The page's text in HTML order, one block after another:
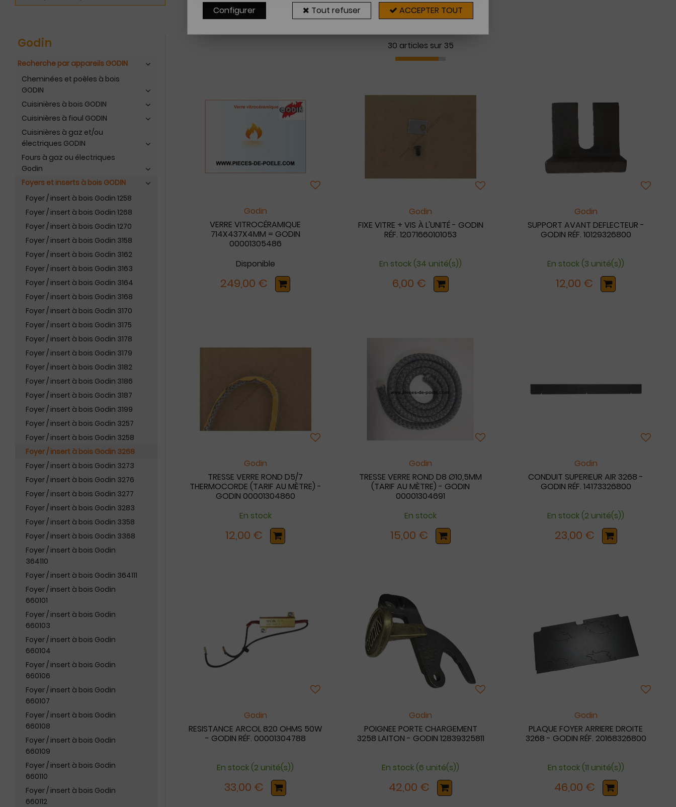
Godin
Recherche par appareils GODIN
Cheminées et poêles à bois
GODIN
Cuisinières à bois GODIN
Cuisinières à fioul GODIN
Cuisinières à gaz et/ou
électriques GODIN
Fours à gaz ou électriques
Godin
Foyers et inserts à bois GODIN
Foyer / insert à bois Godin 1258
Foyer / insert à bois Godin 1268
Foyer / insert à bois Godin 1270
Foyer / insert à bois Godin 3158
Foyer / insert à bois Godin 3162
Foyer / insert à bois Godin 3163
Foyer / insert à bois Godin 3164
Foyer / insert à bois Godin 3168
Foyer / insert à bois Godin 3170
Foyer / insert à bois Godin 3175
Foyer / insert à bois Godin 3178
Foyer / insert à bois Godin 3179
Foyer / insert à bois Godin 3182
Foyer / insert à bois Godin 3186
Foyer / insert à bois Godin 3187
Foyer / insert à bois Godin 3199
Foyer / insert à bois Godin 3257
Foyer / insert à bois Godin 3258
Foyer / insert à bois Godin 3268
Foyer / insert à bois Godin 3273
Foyer / insert à bois Godin 3276
Foyer / insert à bois Godin 3277
Foyer / insert à bois Godin 3283
Foyer / insert à bois Godin 3358
Foyer / insert à bois Godin 3368
Foyer / insert à bois Godin
364110
Foyer / insert à bois Godin 364111
Foyer / insert à bois Godin
660101
Foyer / insert à bois Godin
660103
Foyer / insert à bois Godin
660104
Foyer / insert à bois Godin
660106
Foyer / insert à bois Godin
660107
Foyer / insert à bois Godin
660108
Foyer / insert à bois Godin
660109
Foyer / insert à bois Godin
660110
Foyer / insert à bois Godin
660112
30 articles sur 35
Godin
VERRE VITROCÉRAMIQUE
714X437X4MM = GODIN
00001305486
Disponible
249,00 €
Godin
FIXE VITRE + VIS À L'UNITÉ - GODIN
RÉF. 12071660101053
En stock (34 unité(s))
6,00 €
Godin
SUPPORT AVANT DEFLECTEUR -
GODIN RÉF. 10129326800
En stock (3 unité(s))
12,00 €
Godin
TRESSE VERRE ROND D5/7
THERMOCORDE (TARIF AU MÈTRE) -
GODIN 00001304860
En stock
12,00 €
Godin
TRESSE VERRE ROND D8 Ø10,5MM
(TARIF AU MÈTRE) - GODIN
00001304691
En stock
15,00 €
Godin
CONDUIT SUPERIEUR AIR 3268 -
GODIN RÉF. 14173326800
En stock (2 unité(s))
23,00 €
Godin
RESISTANCE ARCOL 820 OHMS 50W
- GODIN RÉF. 00001304788
En stock (2 unité(s))
33,00 €
Godin
POIGNEE PORTE CHARGEMENT
3258 LAITON - GODIN 12839325811
En stock (6 unité(s))
42,00 €
Godin
PLAQUE FOYER ARRIERE DROITE
3268 - GODIN RÉF. 20168326800
En stock (11 unité(s))
46,00 €
Configurer Tout refuser ACCEPTER TOUT